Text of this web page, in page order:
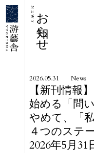
お知らせ
NEWS
2026.05.31 News
【新刊情報
始める「問
やめて、「
４つのステ
2026年5月31